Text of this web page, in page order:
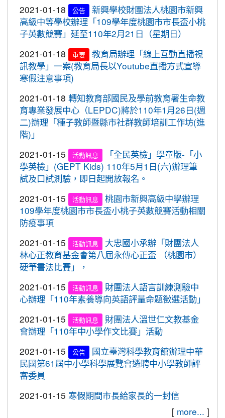
2020-09-08
重要
車子在走，駕照要有。 交通部及
桃園市政府關心您！
2020-09-08
重要
停一下海闊天空，讓一下保百年
身。 交通部及桃園市政府關心您！
2020-09-08 重要
清晨夜晚穿亮衣，運動散步才放
心。 交通部與桃園市政府關心您！
2020-10-21 賀!
恭喜本校六年六班花逸珊同學參加
「桃園市109學年度學生美術比賽」獲得繪畫類第三
名! 四年四班黃品憲同學獲得繪畫類佳作!
2020-10-05
賀!
本校學生參加109年新竹縣運動i台
灣社區羽球聯誼賽成績優異
市長盃滑輪溜冰錦標賽暨109年全民運動會代表隊選
拔賽成績優異
2020-09-04 賀!
本校學生參加2020YONEX一線入
魂全國國小羽球分齡賽成績優異
2020-07-15
賀!
本校學生參加2020年第六屆新北市
寶獅萊夏季理事長盃溜冰錦標賽成績優異
2020-07-08
本校學生參加109年桃園市運動會
市長盃溜冰錦標賽成績優異
2020-03-11 賀!
109年校內美術比賽 得獎名單
績優異
2019-12-20 賀!
本校學生參加108年臺北市中正盃
羽球錦標賽成績優異
2019-12-20
賀!
本校學生參加109年桃園市中小學
校聯合運動會楊梅區選拔賽成績優異
2019-12-16
賀!
本校學生參加2019年名人盃冬季校
園圍棋對抗賽成績優異
2019-12-12
重要
108年校內語文競賽 得獎名單(最
新版12.17)
2019-11-27
標賽成績優異
恭喜！本校直笛隊參加108學年度
2021-01-18
公告
新興學校財團法人桃園市新興
高級中等學校辦理「109學年度桃園市市長盃小桃
子英數競賽」延至110年2月21日（星期日）
2021-01-18
重要
教育局辦理「線上互動直播視
訊教學」一案(教育局長以Youtube直播方式宣導
寒假注意事項)
2021-01-18 轉知教育部國民及學前教育署生命教
育專業發展中心（LEPDC)將於110年1月26日(週
二)辦理「種子教師暨縣市社群教師培訓工作坊(進
階)」
2021-01-15
活動訊息
「全民英檢」學童版-「小
學英檢」(GEPT Kids) 110年5月1日(六)辦理筆
試及口試測驗，即日起開放報名。
2021-01-15
活動訊息
桃園市新興高級中學辦理
109學年度桃園市市長盃小桃子英數競賽活動相關
防疫事項
2021-01-15
活動訊息
大忠國小承辦「財團法人
林心正教育基金會第八屆永傳心正盃 （桃園市）
硬筆書法比賽」，
2021-01-15
活動訊息
財團法人語言訓練測驗中
心辦理「110年素養導向英語評量命題徵選活動」
2021-01-15
活動訊息
財團法人溫世仁文教基金
會辦理「110年中小學作文比賽」活動
2021-01-15
公告
國立臺灣科學教育館辦理中華
民國第61屆中小學科學展覽會遴聘中小學教師評
審委員
2021-01-15 寒假期間市長給家長的一封信
[ more... ]